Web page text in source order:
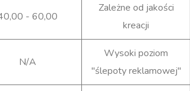
- 60,00
Zależne od jakości
kreacji
N/A
Wysoki poziom
"ślepoty reklamowej"